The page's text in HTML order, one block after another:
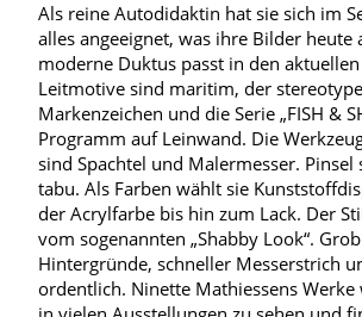
Als reine Autodidaktin hat sie sich im
alles angeeignet, was ihre Bilder heute
moderne Duktus passt in den
Leitmotive sind maritim, der
Markenzeichen und die Serie „FISH &
Programm auf Leinwand. Die
sind Spachtel und Malermesser. Pinsel
tabu. Als Farben wählt sie
der Acrylfarbe bis hin zum Lack. Der
vom sogenannten „Shabby Look“.
Hintergründe, schneller Messerstrich
ordentlich. Ninette Mathiessens Werke